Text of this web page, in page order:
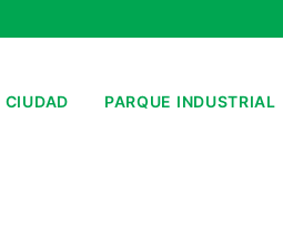
CIUDAD PARQUE INDUSTRIAL